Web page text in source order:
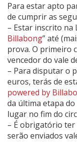
Para estar apto
de cumprir as
– Estar inscrito na
Billabong” até
prova. O primeiro
vencedor do vale
– Para disputar o
euros, terás de
powered by
da última etapa
lugar no fim do
– É obrigatório
serão enviados